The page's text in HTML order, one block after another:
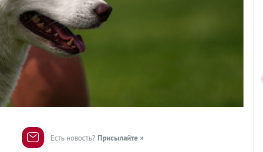
Есть новость? Присылайте »